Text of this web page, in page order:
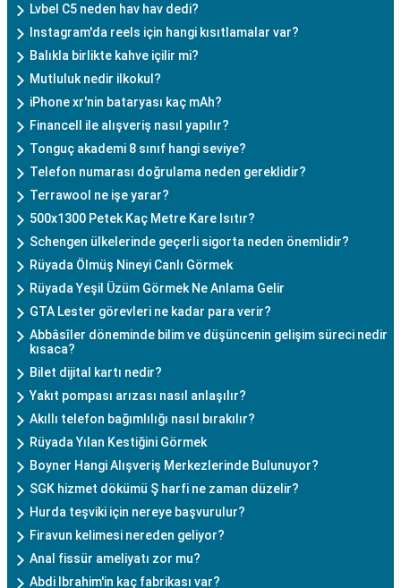
Lvbel C5 neden hav hav dedi?
Instagram'da reels için hangi kısıtlamalar var?
Balıkla birlikte kahve içilir mi?
Mutluluk nedir ilkokul?
iPhone xr'nin bataryası kaç mAh?
Financell ile alışveriş nasıl yapılır?
Tonguç akademi 8 sınıf hangi seviye?
Telefon numarası doğrulama neden gereklidir?
Terrawool ne işe yarar?
500x1300 Petek Kaç Metre Kare Isıtır?
Schengen ülkelerinde geçerli sigorta neden önemlidir?
Rüyada Ölmüş Nineyi Canlı Görmek
Rüyada Yeşil Üzüm Görmek Ne Anlama Gelir
GTA Lester görevleri ne kadar para verir?
Abbâsîler döneminde bilim ve düşüncenin gelişim süreci nedir
kısaca?
Bilet dijital kartı nedir?
Yakıt pompası arızası nasıl anlaşılır?
Akıllı telefon bağımlılığı nasıl bırakılır?
Rüyada Yılan Kestiğini Görmek
Boyner Hangi Alışveriş Merkezlerinde Bulunuyor?
SGK hizmet dökümü Ş harfi ne zaman düzelir?
Hurda teşviki için nereye başvurulur?
Firavun kelimesi nereden geliyor?
Anal fissür ameliyatı zor mu?
Abdi Ibrahim'in kaç fabrikası var?